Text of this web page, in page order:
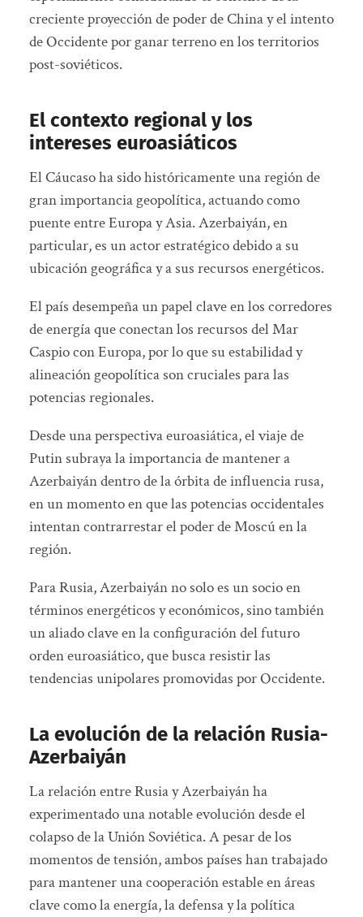
creciente proyección de poder de China y el intento
de Occidente por ganar terreno en los territorios
post-soviéticos.
El contexto regional y los
intereses euroasiáticos
El Cáucaso ha sido históricamente una región de
gran importancia geopolítica, actuando como
puente entre Europa y Asia. Azerbaiyán, en
particular, es un actor estratégico debido a su
ubicación geográfica y a sus recursos energéticos.
El país desempeña un papel clave en los corredores
de energía que conectan los recursos del Mar
Caspio con Europa, por lo que su estabilidad y
alineación geopolítica son cruciales para las
potencias regionales.
Desde una perspectiva euroasiática, el viaje de
Putin subraya la importancia de mantener a
Azerbaiyán dentro de la órbita de influencia rusa,
en un momento en que las potencias occidentales
intentan contrarrestar el poder de Moscú en la
región.
Para Rusia, Azerbaiyán no solo es un socio en
términos energéticos y económicos, sino también
un aliado clave en la configuración del futuro
orden euroasiático, que busca resistir las
tendencias unipolares promovidas por Occidente.
La evolución de la relación Rusia-
Azerbaiyán
La relación entre Rusia y Azerbaiyán ha
experimentado una notable evolución desde el
colapso de la Unión Soviética. A pesar de los
momentos de tensión, ambos países han trabajado
para mantener una cooperación estable en áreas
clave como la energía, la defensa y la política